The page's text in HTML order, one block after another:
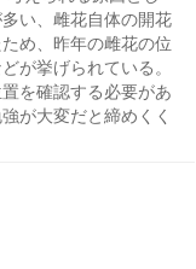
い、雌花自体の開花
め、昨年の雌花の位
が挙げられている。
を確認する必要があ
が大変だと締めくく